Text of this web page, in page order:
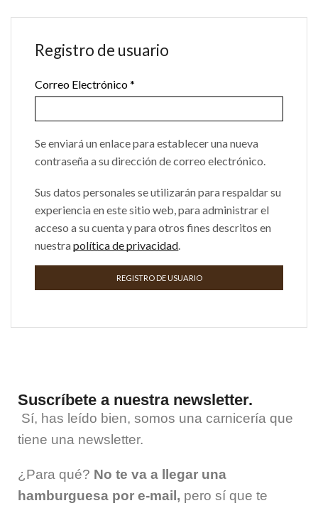
Registro de usuario
Correo Electrónico*
Se enviará un enlace para establecer una nueva
contraseña a su dirección de correo electrónico.
Sus datos personales se utilizarán para respaldar su
experiencia en este sitio web, para administrar el
acceso a su cuenta y para otros fines descritos en
nuestrapolítica de privacidad
REGISTRO DE USUARIO
Suscríbete a nuestra newsletter.
Sí, has leído bien, somos una carnicería que
tiene una newsletter.
¿Para qué? No te va a llegar una
hamburguesa por e-mail, pero sí que te